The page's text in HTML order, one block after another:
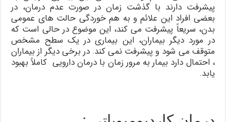
پیشرفت دارند با گذشت زمان در صورت عدم درمان، در
بعضی افراد این علائم و به هم خوردگی حالت های عمومی
بدن، سریعاً پیشرفت می کند، این موضوع در حالی است که
در مورد دیگر بیماران، این بیماری در یک سطح مشخص
متوقف می شود و پیشرفت نمی کند. در برخی دیگر از بیماران
، احتمال دارد بیمار به مرور زمان با درمان دارویی کاملاً بهبود
یابد.